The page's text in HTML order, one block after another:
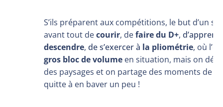
S’ils préparent aux compétitions, le but d’un
avant tout decourir, defaire du D+,
descendre,de s’exercer à la pliométrie, où
gros bloc devolume en situation, mais on
des paysages et on partage des moments de
quitte à en baver un peu !